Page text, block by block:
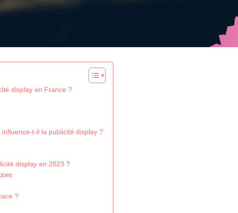
display en France ?
t-il la publicité display ?
display en 2023 ?
?